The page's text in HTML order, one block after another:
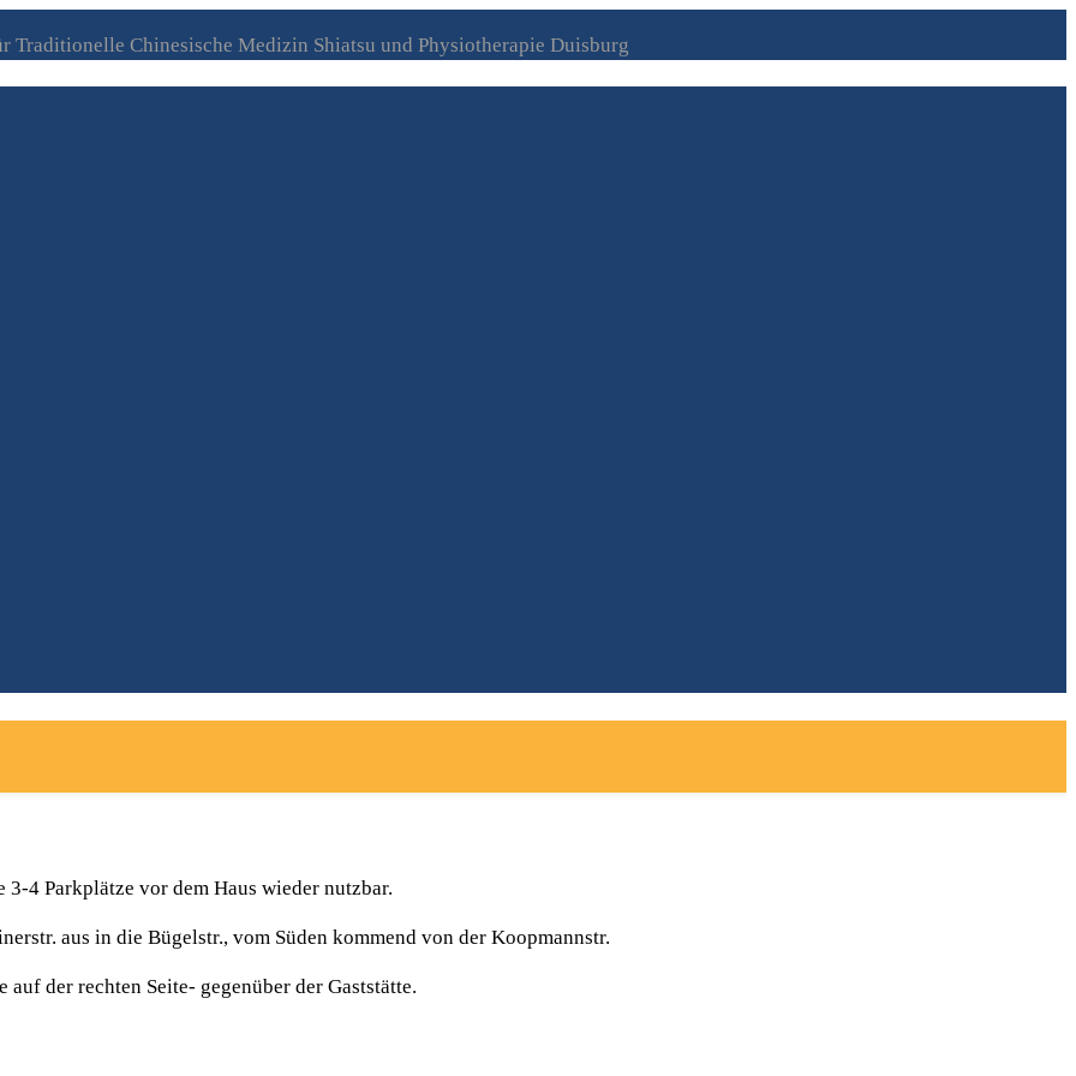
4 Parkplätze vor dem Haus wieder nutzbar.
aus in die Bügelstr., vom Süden kommend von der Koopmannstr.
der rechten Seite- gegenüber der Gaststätte.